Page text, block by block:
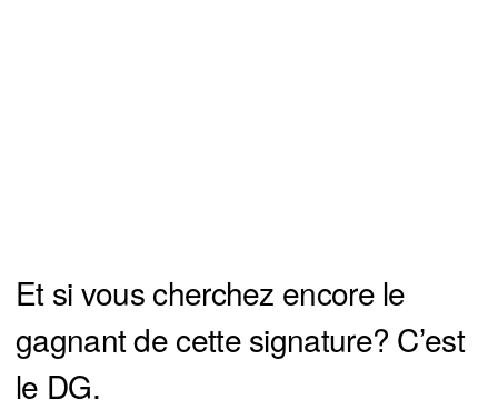
Et si vous cherchez encore le
gagnant de cette signature? C’est
le DG.